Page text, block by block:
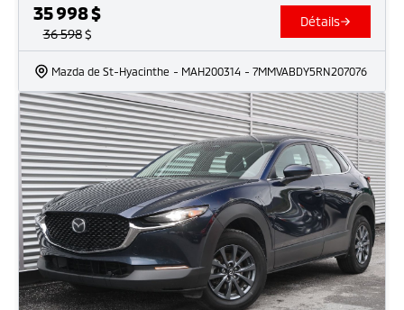
35 998$
36 598$
Détails
Mazda de St-Hyacinthe - MAH200314 - 7MMVABDY5RN207076